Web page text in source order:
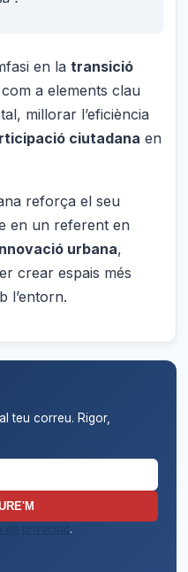
en latransició
a elements clau
millorar l’eficiència
ciutadana en
reforça el seu
en un referent en
urbana,
crear espais més
l’entorn.
teu correu. Rigor,
de privacitat.